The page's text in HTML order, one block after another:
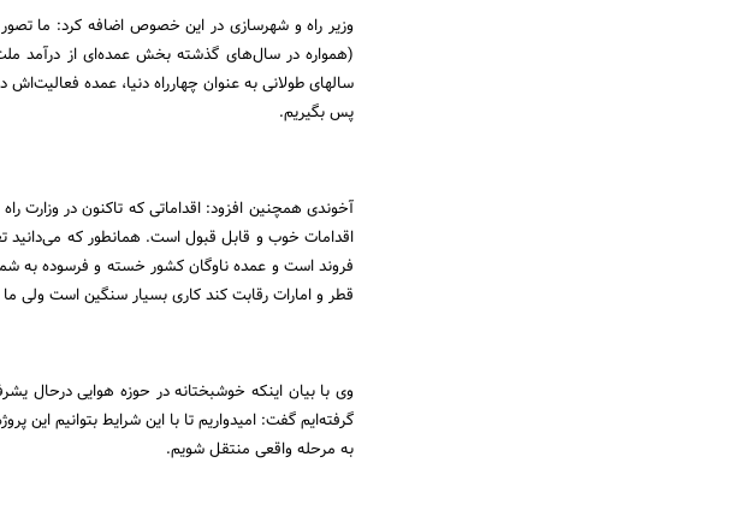
وزیر راه و شهرسازی در این خصوص اضافه کرد: ما تصور
(همواره در سال‌های گذشته بخش عمده‌ای از درآمد
سالهای طولانی به عنوان چهارراه دنیا، عمده
پس بگیریم.
آخوندی همچنین افزود: اقداماتی که تاکنون در
فروند است و عمده ناوگان کشور خسته و فرسوده به
قطر و امارات رقابت کند کاری بسیار سنگین است ولی
وی با بیان اینکه خوشبختانه در حوزه هوایی درحال
به مرحله واقعی منتقل شویم.